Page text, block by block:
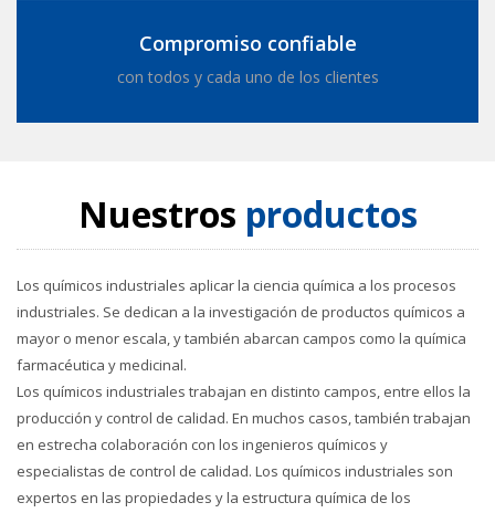
Compromiso confiable
con todos y cada uno de los clientes
Nuestros productos
Los químicos industriales aplicar la ciencia química a los procesos
industriales. Se dedican a la investigación de productos químicos a
mayor o menor escala, y también abarcan campos como la química
farmacéutica y medicinal.
Los químicos industriales trabajan en distinto campos, entre ellos la
producción y control de calidad. En muchos casos, también trabajan
en estrecha colaboración con los ingenieros químicos y
especialistas de control de calidad. Los químicos industriales son
expertos en las propiedades y la estructura química de los